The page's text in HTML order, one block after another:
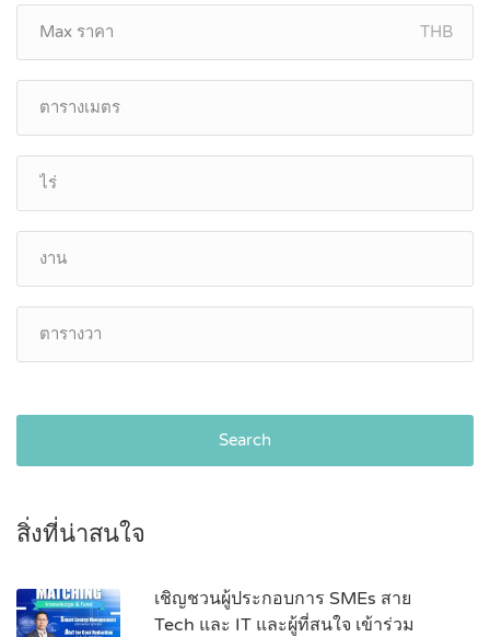
THB
Search
สิ่งที่น่าสนใจ
เชิญชวนผู้ประกอบการ SMEs สาย
Tech และ IT และผู้ที่สนใจ เข้าร่วม